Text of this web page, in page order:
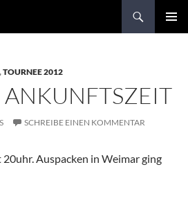
,TOURNEE 2012
ANKUNFTSZEIT
SCHREIBE EINEN KOMMENTAR
Auspacken in Weimar ging